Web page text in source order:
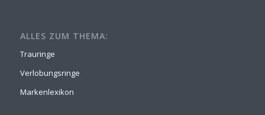
ALLES ZUM THEMA:
Trauringe
Verlobungsringe
Markenlexikon